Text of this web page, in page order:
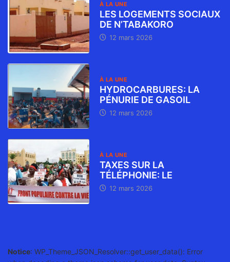
À LA UNE
LES LOGEMENTS SOCIAUX
DE N’TABAKORO
12 mars 2026
À LA UNE
HYDROCARBURES: LA
PÉNURIE DE GASOIL
12 mars 2026
À LA UNE
TAXES SUR LA
TÉLÉPHONIE: LE
12 mars 2026
Notice: WP_Theme_JSON_Resolver::get_user_data(): Error